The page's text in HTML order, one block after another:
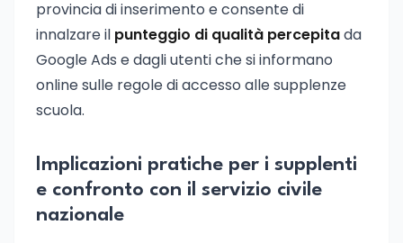
provincia di inserimento e consente di
innalzare il punteggio di qualità percepitada
Google Ads e dagli utenti che si informano
online sulle regole di accesso alle supplenze
scuola.
Implicazioni pratiche per i supplenti
e confronto con il servizio civile
nazionale